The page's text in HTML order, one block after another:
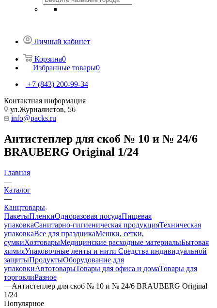
Личный кабинет
Корзина0
Избранные товары0
+7 (843) 200-99-34
Контактная информация
ул.Журналистов, 56
info@packs.ru
Антистеплер для скоб № 10 и № 24/6
BRAUBERG Original 1/24
Главная
—
Каталог
—
Канцтовары
ПакетыПленкиОдноразовая посудаПищевая
упаковкаСанитарно-гигиеническая продукцияТехническая
упаковкаВсе для праздникаМешки, сетки,
сумкиХозтоварыМедицинские расходные материалыБытовая
химияУпаковочные ленты и нити Средства индивидуальной
защитыПродуктыОборудование для
упаковкиАвтотоварыТовары для офиса и домаТовары для
торговлиРазное
—Антистеплер для скоб № 10 и № 24/6 BRAUBERG Original
1/24
Популярное